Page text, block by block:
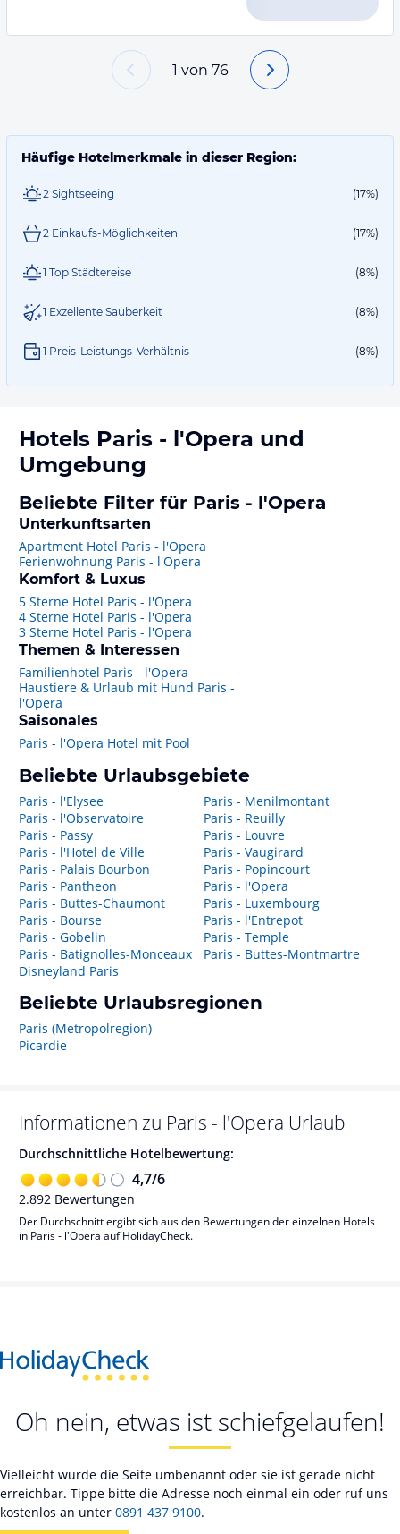
1 von 76
Häufige Hotelmerkmale in dieser Region:
2 Sightseeing (17%)
2 Einkaufs-Möglichkeiten (17%)
1 Top Städtereise (8%)
1 Exzellente Sauberkeit (8%)
1 Preis-Leistungs-Verhältnis (8%)
Hotels Paris - l'Opera und
Umgebung
Beliebte Filter für Paris - l'Opera
Unterkunftsarten
Apartment Hotel Paris - l'Opera
Ferienwohnung Paris - l'Opera
Komfort & Luxus
5 Sterne Hotel Paris - l'Opera
4 Sterne Hotel Paris - l'Opera
3 Sterne Hotel Paris - l'Opera
Themen & Interessen
Familienhotel Paris - l'Opera
Haustiere & Urlaub mit Hund Paris -
l'Opera
Saisonales
Paris - l'Opera Hotel mit Pool
Beliebte Urlaubsgebiete
Paris - l'Elysee
Paris - l'Observatoire
Paris - Passy
Paris - l'Hotel de Ville
Paris - Palais Bourbon
Paris - Pantheon
Paris - Buttes-Chaumont
Paris - Bourse
Paris - Gobelin
Paris - Batignolles-Monceaux
Disneyland Paris
Paris - Menilmontant
Paris - Reuilly
Paris - Louvre
Paris - Vaugirard
Paris - Popincourt
Paris - l'Opera
Paris - Luxembourg
Paris - l'Entrepot
Paris - Temple
Paris - Buttes-Montmartre
Beliebte Urlaubsregionen
Paris (Metropolregion)
Picardie
Informationen zu Paris - l'Opera Urlaub
Durchschnittliche Hotelbewertung:
4,7/6
2.892 Bewertungen
Der Durchschnitt ergibt sich aus den Bewertungen der einzelnen Hotels
in Paris - l'Opera auf HolidayCheck.
Oh nein, etwas ist schiefgelaufen!
Vielleicht wurde die Seite umbenannt oder sie ist gerade nicht
erreichbar. Tippe bitte die Adresse noch einmal ein oder ruf uns
kostenlos an unter 0891 437 9100.